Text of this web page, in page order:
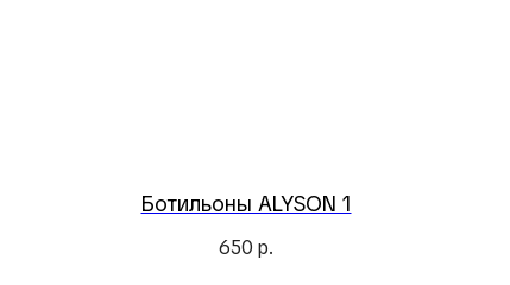
Ботильоны ALYSON 1
650 р.